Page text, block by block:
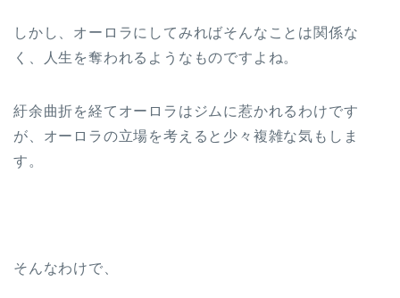
しかし、オーロラにしてみればそんなことは関係な
く、人生を奪われるようなものですよね。
紆余曲折を経てオーロラはジムに惹かれるわけです
が、オーロラの立場を考えると少々複雑な気もしま
す。
そんなわけで、